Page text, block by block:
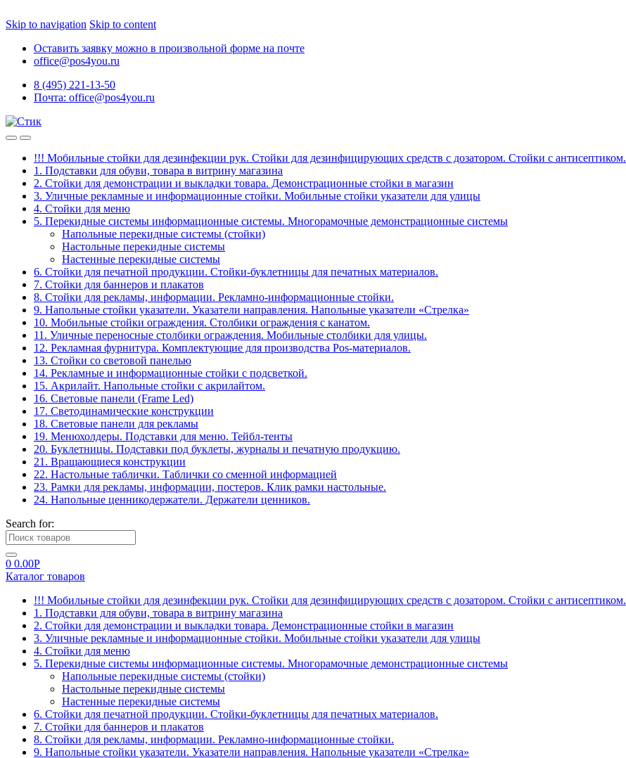
Skip to navigation Skip to content
Оставить заявку можно в произвольной форме на почте
office@pos4you.ru
8 (495) 221-13-50
Почта: office@pos4you.ru
!!! Мобильные стойки для дезинфекции рук. Стойки для дезинфицирующих средств с дозатором. Стойки с антисептиком.
1. Подставки для обуви, товара в витрину магазина
2. Стойки для демонстрации и выкладки товара. Демонстрационные стойки в магазин
3. Уличные рекламные и информационные стойки. Мобильные стойки указатели для улицы
4. Стойки для меню
5. Перекидные системы информационные системы. Многорамочные демонстрационные системы
Напольные перекидные системы (стойки)
Настольные перекидные системы
Настенные перекидные системы
6. Стойки для печатной продукции. Стойки-буклетницы для печатных материалов.
7. Стойки для баннеров и плакатов
8. Стойки для рекламы, информации. Рекламно-информационные стойки.
9. Напольные стойки указатели. Указатели направления. Напольные указатели «Стрелка»
10. Мобильные стойки ограждения. Столбики ограждения с канатом.
11. Уличные переносные столбики ограждения. Мобильные столбики для улицы.
12. Рекламная фурнитура. Комплектующие для производства Pos-материалов.
13. Стойки со световой панелью
14. Рекламные и информационные стойки с подсветкой.
15. Акрилайт. Напольные стойки с акрилайтом.
16. Световые панели (Frame Led)
17. Светодинамические конструкции
18. Световые панели для рекламы
19. Менюхолдеры. Подставки для меню. Тейбл-тенты
20. Буклетницы. Подставки под буклеты, журналы и печатную продукцию.
21. Вращающиеся конструкции
22. Настольные таблички. Таблички со сменной информацией
23. Рамки для рекламы, информации, постеров. Клик рамки настольные.
24. Напольные ценникодержатели. Держатели ценников.
Search for:
0 0.00Р
Каталог товаров
!!! Мобильные стойки для дезинфекции рук. Стойки для дезинфицирующих средств с дозатором. Стойки с антисептиком.
1. Подставки для обуви, товара в витрину магазина
2. Стойки для демонстрации и выкладки товара. Демонстрационные стойки в магазин
3. Уличные рекламные и информационные стойки. Мобильные стойки указатели для улицы
4. Стойки для меню
5. Перекидные системы информационные системы. Многорамочные демонстрационные системы
Напольные перекидные системы (стойки)
Настольные перекидные системы
Настенные перекидные системы
6. Стойки для печатной продукции. Стойки-буклетницы для печатных материалов.
7. Стойки для баннеров и плакатов
8. Стойки для рекламы, информации. Рекламно-информационные стойки.
9. Напольные стойки указатели. Указатели направления. Напольные указатели «Стрелка»